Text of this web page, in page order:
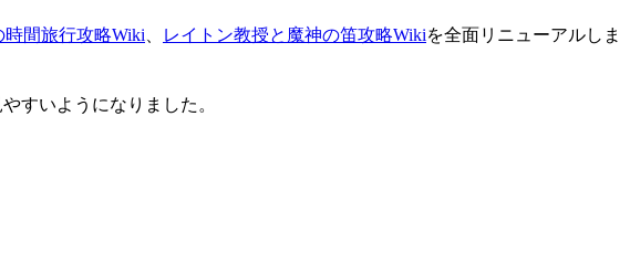
間旅行攻略Wiki レイトン教授と魔神の笛攻略Wikiを全面リニューアルしま
すいようになりました。